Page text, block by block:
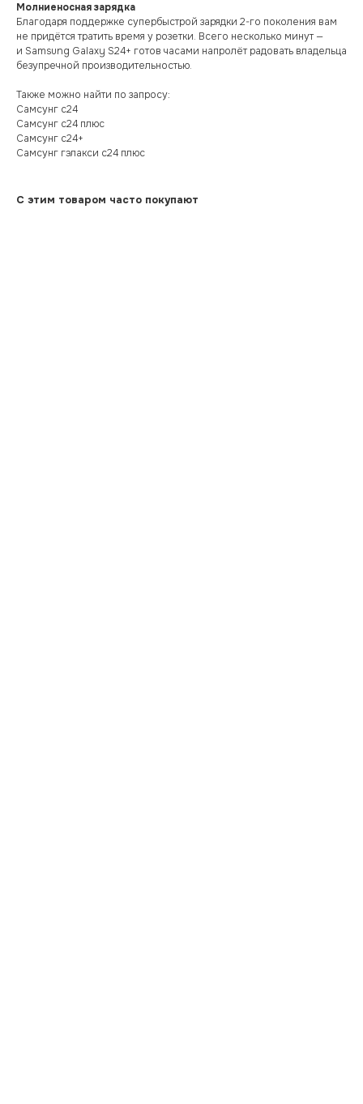
Молниеносная зарядка
Благодаря поддержке супербыстрой зарядки 2-го поколения вам
не придётся тратить время у розетки. Всего несколько минут —
и Samsung Galaxy S24+ готов часами напролёт радовать владельца
безупречной производительностью.
Также можно найти по запросу:
Самсунг с24
Самсунг с24 плюс
Самсунг с24+
Самсунг гэлакси с24 плюс
С этим товаром часто покупают